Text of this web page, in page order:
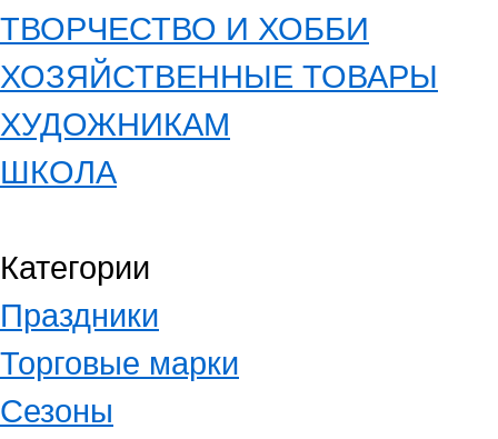
ТВОРЧЕСТВО И ХОББИ
ХОЗЯЙСТВЕННЫЕ ТОВАРЫ
ХУДОЖНИКАМ
ШКОЛА
Категории
Праздники
Торговые марки
Сезоны